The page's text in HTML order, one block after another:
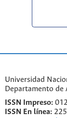
Universidad
Departamento de
ISSN Impreso:
ISSN En línea: